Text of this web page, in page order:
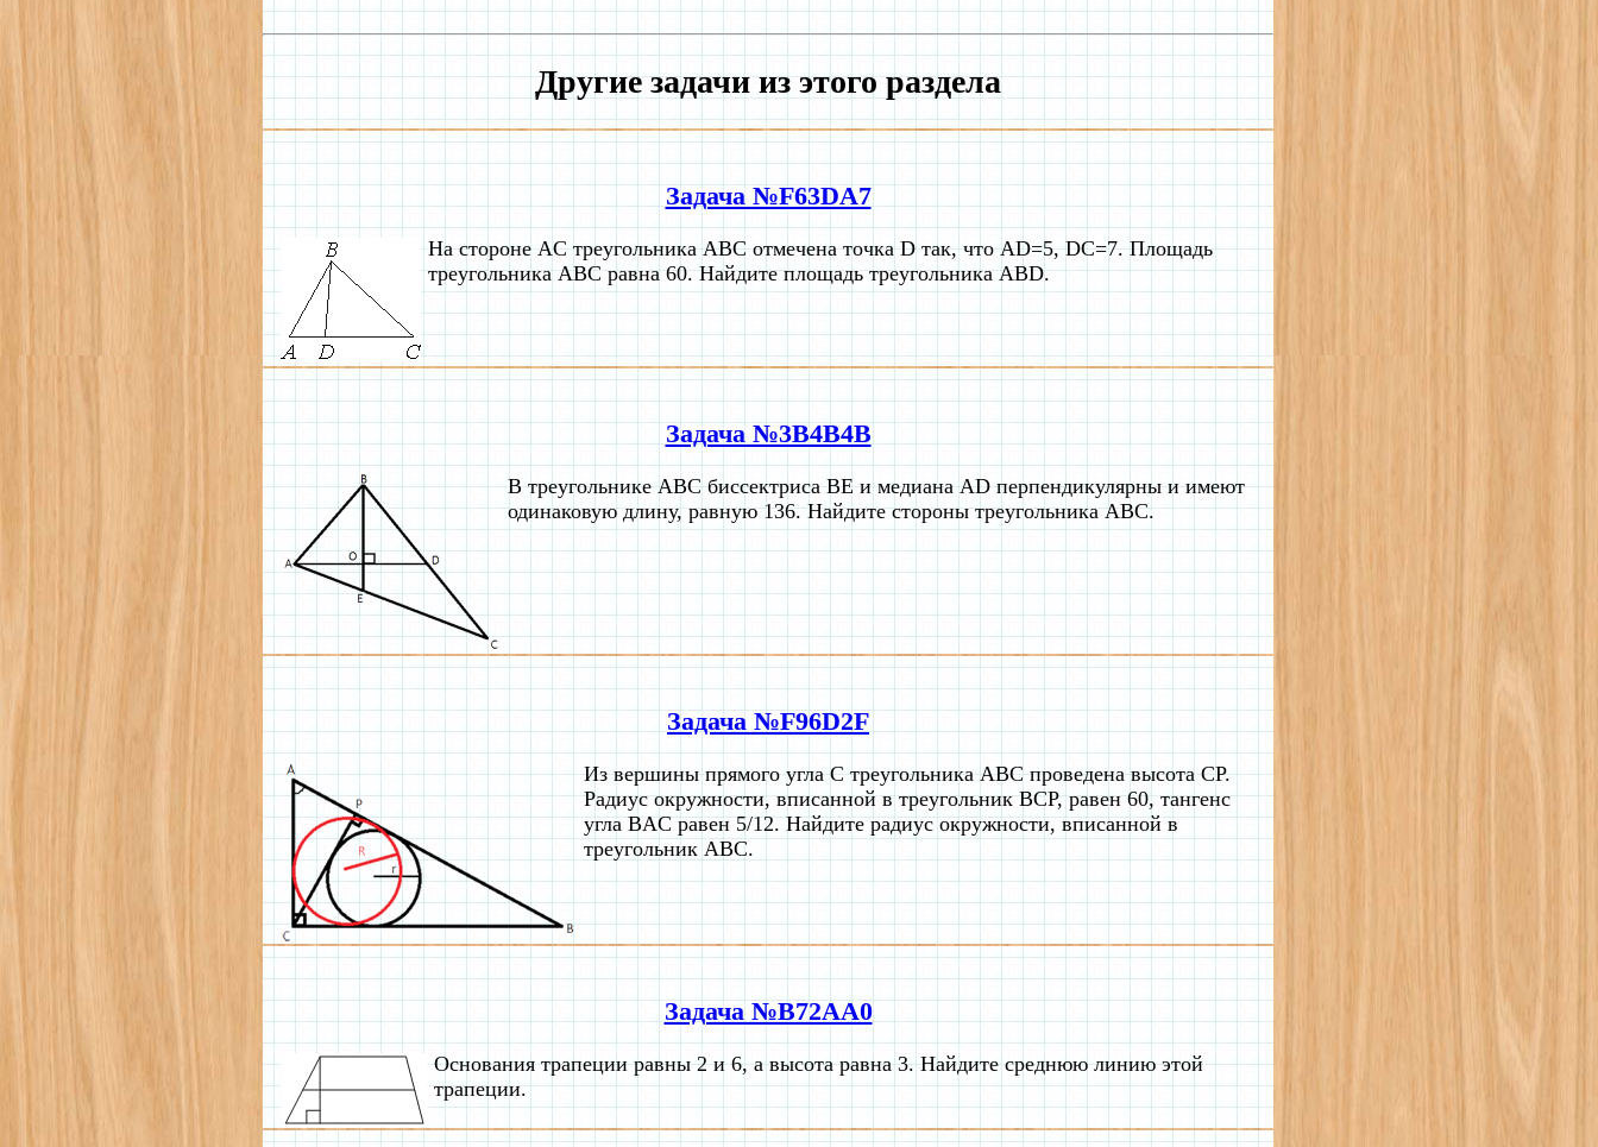
Другие задачи из этого раздела
Задача №F63DA7
На стороне AC треугольника ABC отмечена точка D так, что AD=5, DC=7. Площадь
треугольника ABC равна 60. Найдите площадь треугольника ABD.
Задача №3B4B4B
В треугольнике ABC биссектриса BE и медиана AD перпендикулярны и имеют
одинаковую длину, равную 136. Найдите стороны треугольника ABC.
Задача №F96D2F
Из вершины прямого угла C треугольника ABC проведена высота CP.
Радиус окружности, вписанной в треугольник BCP, равен 60, тангенс
угла BAC равен 5/12. Найдите радиус окружности, вписанной в
треугольник ABC.
Задача №B72AA0
Основания трапеции равны 2 и 6, а высота равна 3. Найдите среднюю линию этой
трапеции.